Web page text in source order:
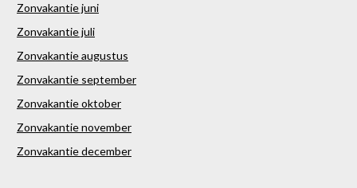
Zonvakantie juni
Zonvakantie juli
Zonvakantie augustus
Zonvakantie september
Zonvakantie oktober
Zonvakantie november
Zonvakantie december